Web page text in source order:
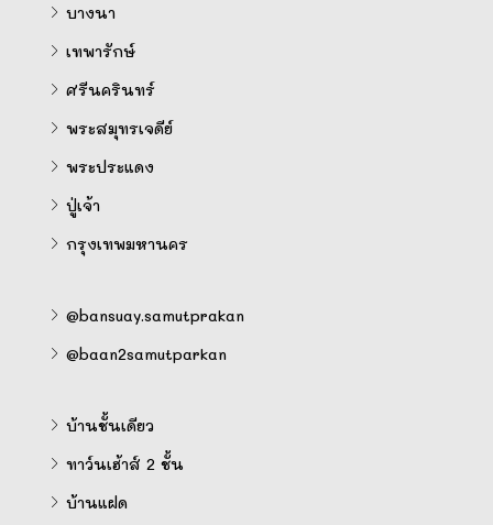
บางนา
เทพารักษ์
ศรีนครินทร์
พระสมุทรเจดีย์
พระประแดง
ปู่เจ้า
กรุงเทพมหานคร
@bansuay.samutprakan
@baan2samutparkan
บ้านชั้นเดียว
ทาว์นเฮ้าส์ 2 ชั้น
บ้านแฝด